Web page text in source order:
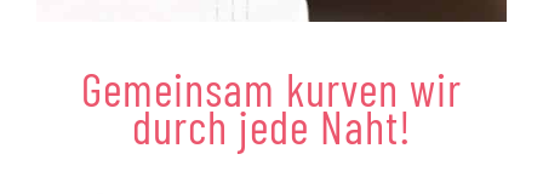
Gemeinsam kurven wir
durch jede Naht!